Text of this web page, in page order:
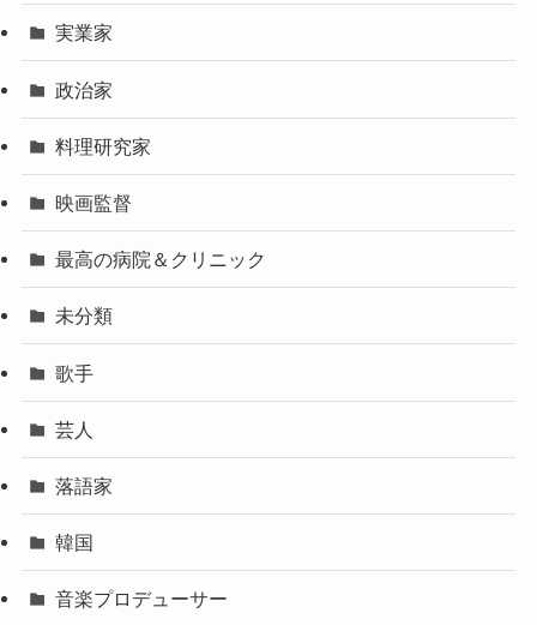
実業家
政治家
料理研究家
映画監督
最高の病院＆クリニック
未分類
歌手
芸人
落語家
韓国
音楽プロデューサー